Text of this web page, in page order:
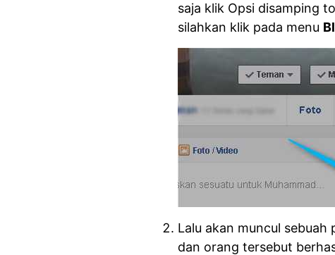
saja klik Opsi disamping
silahkan klik pada menu
Lalu akan muncul
dan orang tersebut